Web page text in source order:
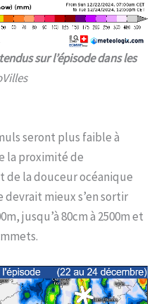
sur l’épisode dans les
seront plus faible à
la proximité de
de la douceur océanique
devrait mieux s’en sortir
jusqu’à 80cm à 2500m et